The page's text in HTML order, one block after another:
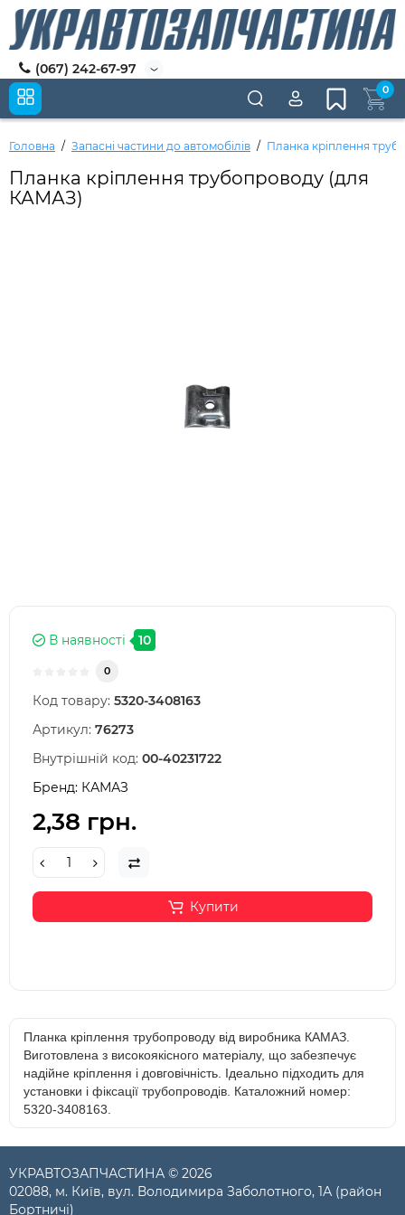
(067) 242-67-97
0
Головна Запасні частини до автомобілів Планка кріплення
Планка кріплення трубопроводу (для
КАМАЗ)
В наявності 10
0
Код товару: 5320-3408163
Артикул: 76273
Внутрішній код: 00-40231722
Бренд: КАМАЗ
2,38 грн.
Купити
Планка кріплення трубопроводу від виробника КАМАЗ.
Виготовлена з високоякісного матеріалу, що забезпечує
надійне кріплення і довговічність. Ідеально підходить для
установки і фіксації трубопроводів. Каталожний номер:
5320-3408163.
УКРАВТОЗАПЧАСТИНА © 2026
02088, м. Київ, вул. Володимира Заболотного, 1А (район
Бортничі)